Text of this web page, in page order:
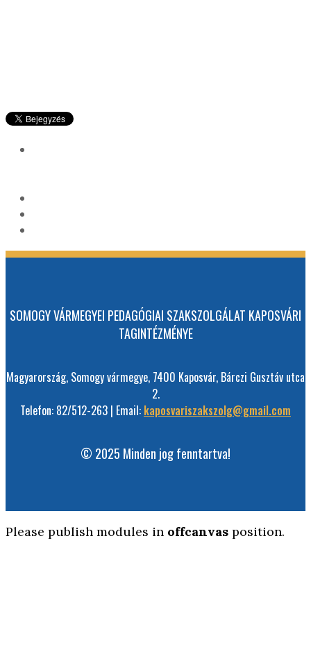
SOMOGY VÁRMEGYEI PEDAGÓGIAI SZAKSZOLGÁLAT KAPOSVÁRI
TAGINTÉZMÉNYE
Magyarország, Somogy vármegye, 7400 Kaposvár, Bárczi Gusztáv utca
2.
Telefon: 82/512-263 | Email: kaposvariszakszolg@gmail.com
© 2025 Minden jog fenntartva!
Please publish modules in offcanvas position.